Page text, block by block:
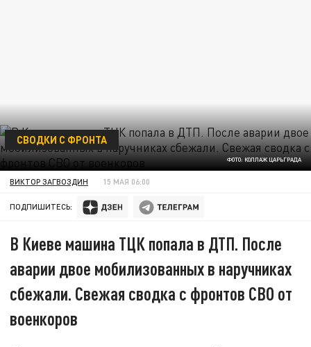
ФОТО: КОЛЛАЖ ЦАРЬГРАДА
СВОДКИ С ФРОНТА
ВИКТОР ЗАГВОЗДИН 15 МАЯ 06:00
ПОДПИШИТЕСЬ:
В Киеве машина ТЦК попала в ДТП. После
аварии двое мобилизованных в наручниках
сбежали. Свежая сводка с фронтов СВО от
военкоров